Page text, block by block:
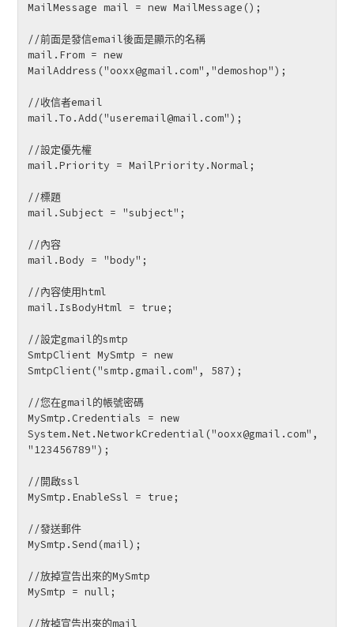
MailMessage mail = new MailMessage();
//前面是發信email後面是顯示的名稱
mail.From = new
MailAddress("ooxx@gmail.com","demoshop");
//收信者email
mail.To.Add("useremail@mail.com");
//設定優先權
mail.Priority = MailPriority.Normal;
//標題
mail.Subject = "subject";
//內容
mail.Body = "body";
//內容使用html
mail.IsBodyHtml = true;
//設定gmail的smtp
SmtpClient MySmtp = new
SmtpClient("smtp.gmail.com", 587);
//您在gmail的帳號密碼
MySmtp.Credentials = new
System.Net.NetworkCredential("ooxx@gmail.com",
"123456789");
//開啟ssl
MySmtp.EnableSsl = true;
//發送郵件
MySmtp.Send(mail);
//放掉宣告出來的MySmtp
MySmtp = null;
//放掉宣告出來的mail